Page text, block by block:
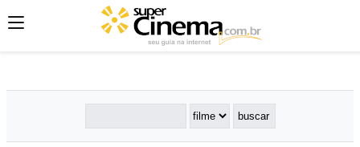
';';